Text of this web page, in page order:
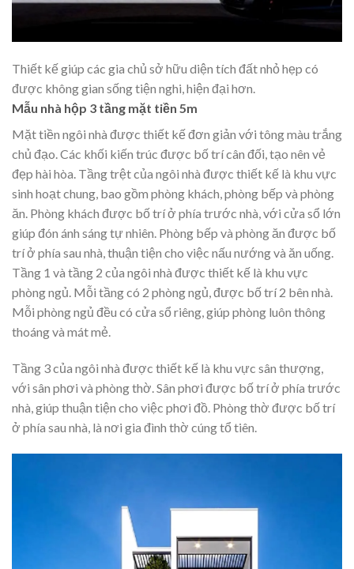
Thiết kế giúp các gia chủ sở hữu diện tích đất nhỏ hẹp có
được không gian sống tiện nghi, hiện đại hơn.
Mẫu nhà hộp 3 tầng mặt tiền 5m
Mặt tiền ngôi nhà được thiết kế đơn giản với tông màu trắng
chủ đạo. Các khối kiến trúc được bố trí cân đối, tạo nên vẻ
đẹp hài hòa. Tầng trệt của ngôi nhà được thiết kế là khu vực
sinh hoạt chung, bao gồm phòng khách, phòng bếp và phòng
ăn. Phòng khách được bố trí ở phía trước nhà, với cửa sổ lớn
giúp đón ánh sáng tự nhiên. Phòng bếp và phòng ăn được bố
trí ở phía sau nhà, thuận tiện cho việc nấu nướng và ăn uống.
Tầng 1 và tầng 2 của ngôi nhà được thiết kế là khu vực
phòng ngủ. Mỗi tầng có 2 phòng ngủ, được bố trí 2 bên nhà.
Mỗi phòng ngủ đều có cửa sổ riêng, giúp phòng luôn thông
thoáng và mát mẻ.
Tầng 3 của ngôi nhà được thiết kế là khu vực sân thượng,
với sân phơi và phòng thờ. Sân phơi được bố trí ở phía trước
nhà, giúp thuận tiện cho việc phơi đồ. Phòng thờ được bố trí
ở phía sau nhà, là nơi gia đình thờ cúng tổ tiên.